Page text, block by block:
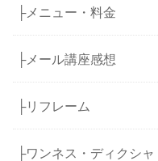
├メニュー・料金
├メール講座感想
├リフレーム
├ワンネス・ディクシャ